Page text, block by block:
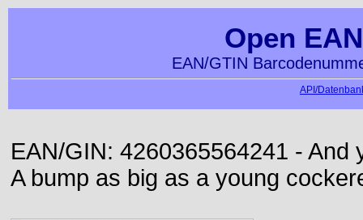
Open
EAN/GTIN
API/
EAN/GIN: 4260365564241 -
A bump as big as a young